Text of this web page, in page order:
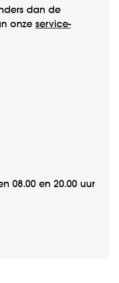
dan de
onze service­
08.00 en 20.00 uur